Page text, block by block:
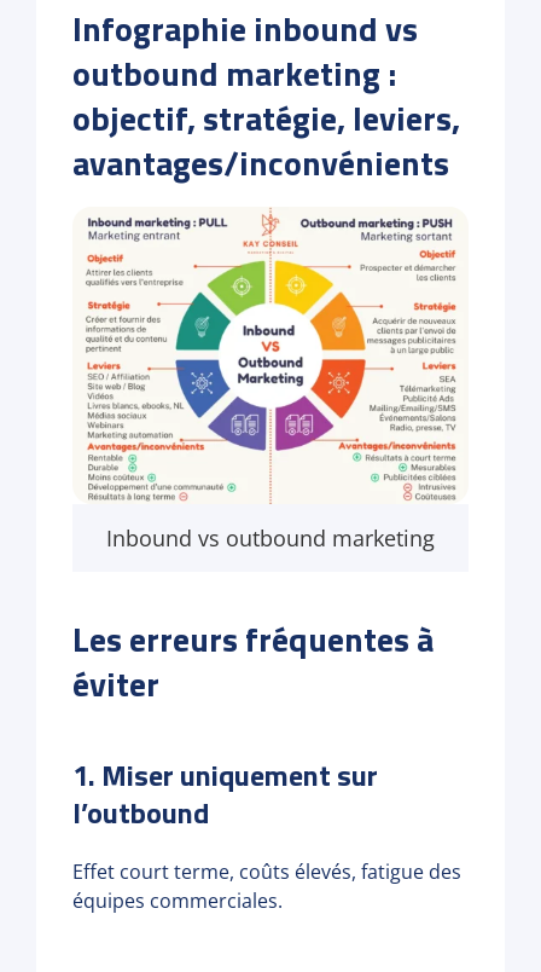
Infographie inbound vs
outbound marketing :
objectif, stratégie, leviers,
avantages/inconvénients
Inbound vs outbound marketing
Les erreurs fréquentes à
éviter
1. Miser uniquement sur
l’outbound
Effet court terme, coûts élevés, fatigue des
équipes commerciales.